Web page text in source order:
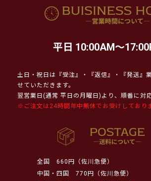
平日 10:00AM～
土日・祝日は『受注』・『返信』・『発送』
せていただきます。
翌営業日(通常 平日の月曜日)より、順番に対
※ご注文は24時間年中無休でお受けしており
全国
660円（佐川急便）
中国・四国
770円（佐川急便）